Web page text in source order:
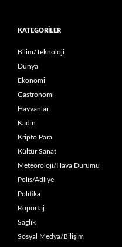
KATEGORILER
Bilim/Teknoloji
Dünya
Ekonomi
Gastronomi
Hayvanlar
Kadın
Kripto Para
Kültür Sanat
Meteoroloji/Hava Durumu
Polis/Adliye
Politika
Röportaj
Sağlık
Sosyal Medya/Bilişim